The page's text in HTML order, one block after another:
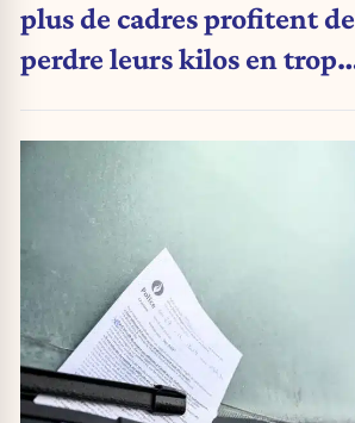
plus de cadres profitent
perdre leurs kilos en
arriver